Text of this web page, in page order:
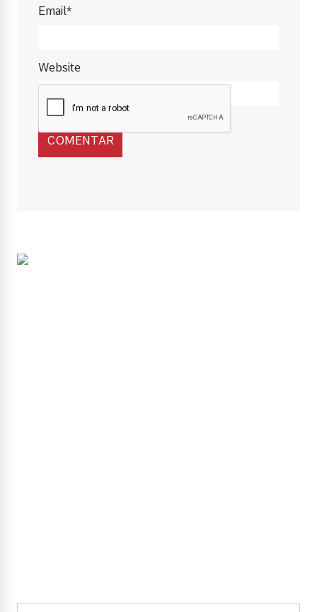
Email*
Website